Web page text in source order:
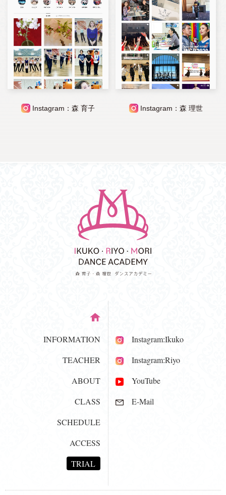
Instagram：森 育子 Instagram：森 理世
INFORMATION
TEACHER
ABOUT
CLASS
SCHEDULE
ACCESS
TRIAL
Instagram:Ikuko
Instagram:Riyo
YouTube
E-Mail